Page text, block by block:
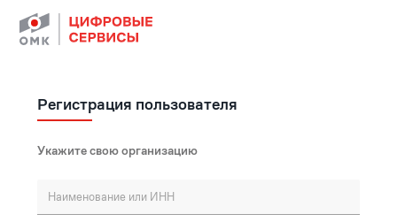
Регистрация пользователя
Укажите свою организацию